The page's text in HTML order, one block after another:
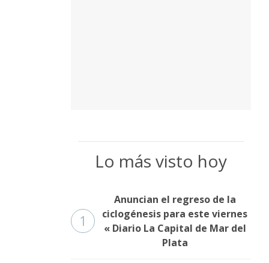
Lo más visto hoy
1
Anuncian el regreso de la
ciclogénesis para este viernes
« Diario La Capital de Mar del
Plata